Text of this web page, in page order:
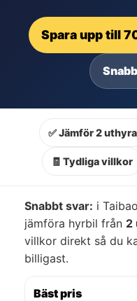
Spara upp till
✅ Jämför 2
🧾 Tydliga villkor
Snabbt svar: i
jämföra hyrbil från 2
villkor direkt så du
billigast.
Bäst pris